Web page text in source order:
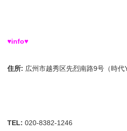
♥info♥
住所: 広州市越秀区先烈南路9号（時
TEL: 020-8382-1246